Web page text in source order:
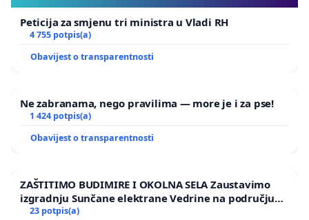
Peticija za smjenu tri ministra u Vladi RH
4 755 potpis(a)
Obavijest o transparentnosti
Ne zabranama, nego pravilima — more je i za pse!
1 424 potpis(a)
Obavijest o transparentnosti
ZAŠTITIMO BUDIMIRE I OKOLNA SELA Zaustavimo
izgradnju Sunčane elektrane Vedrine na području
Ugljana
23 potpis(a)